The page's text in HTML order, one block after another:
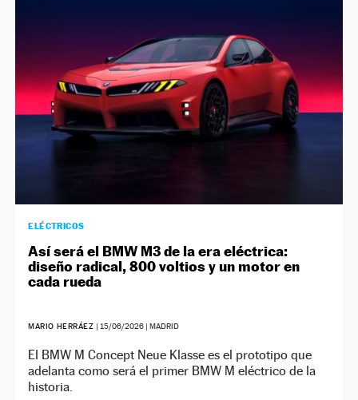
ELÉCTRICOS
Así será el BMW M3 de la era eléctrica:
diseño radical, 800 voltios y un motor en
cada rueda
MARIO HERRÁEZ | 15/06/2026| MADRID
El BMW M Concept Neue Klasse es el prototipo que
adelanta como será el primer BMW M eléctrico de la
historia.